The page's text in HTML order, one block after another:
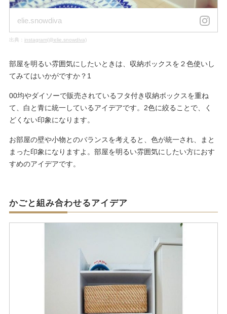
elie.snowdiva
出典： instagram(@elie.snowdiva)
部屋を明るい雰囲気にしたいときは、収納ボックスを２色使いし
てみてはいかがですか？1
00均やダイソーで販売されているフタ付き収納ボックスを重ね
て、白と青に統一しているアイデアです。2色に絞ることで、く
どくない印象になります。
お部屋の壁や小物とのバランスを考えると、色が統一され、まと
まった印象になりますよ。部屋を明るい雰囲気にしたい方におす
すめのアイデアです。
かごと組み合わせるアイデア